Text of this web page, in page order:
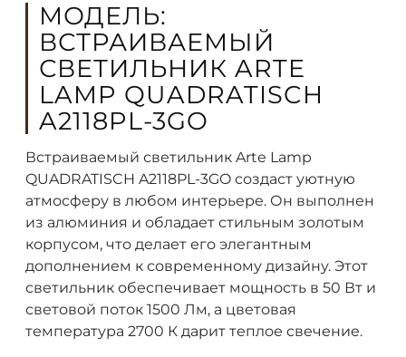
МОДЕЛЬ:
ВСТРАИВАЕМЫЙ
СВЕТИЛЬНИК ARTE
LAMP QUADRATISCH
A2118PL-3GO
Встраиваемый светильник Arte Lamp
QUADRATISCH A2118PL-3GO создаст уютную
атмосферу в любом интерьере. Он выполнен
из алюминия и обладает стильным золотым
корпусом, что делает его элегантным
дополнением к современному дизайну. Этот
светильник обеспечивает мощность в 50 Вт и
световой поток 1500 Лм, а цветовая
температура 2700 К дарит теплое свечение.